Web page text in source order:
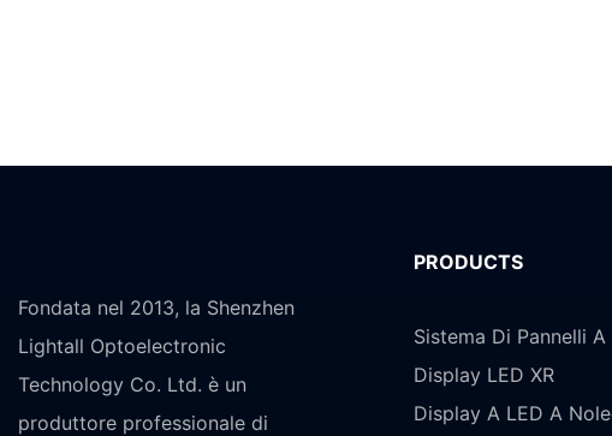
Fondata nel 2013, la Shenzhen
Lightall Optoelectronic
Technology Co. Ltd. è un
produttore professionale di
PRODUCTS
Sistema Di Pannelli
Display LED XR
Display A LED A